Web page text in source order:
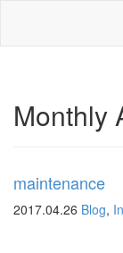
Monthly
maintenance
2017.04.26 Blog,